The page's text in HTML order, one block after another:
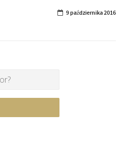
9 października 2016